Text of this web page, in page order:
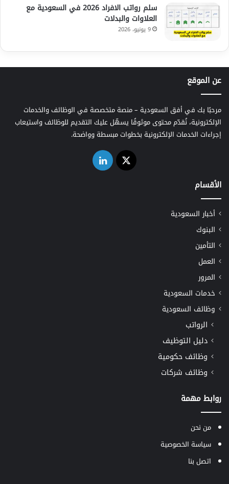
سلم رواتب الافراد 2026 في السعودية مع
العلاوات والبدلات
9 يونيو، 2026
عن الموقع
مرحبًا بك في أفق السعودية – منصة متخصصة في الوظائف والخدمات
الإلكترونية، نُقدّم محتوى موثوقًا يسهّل عليك التقديم للوظائف واستيعاب
إجراءات الخدمات الإلكترونية بخطوات مبسطة وواضحة.
‫X لينكدإن
الأقسام
أخبار السعودية
البنوك
التأمين
العمل
المرور
خدمات السعودية
وظائف السعودية
الرواتب
دليل التوظيف
وظائف حكومية
وظائف شركات
روابط مهمة
من نحن
سياسة الخصوصية
اتصل بنا